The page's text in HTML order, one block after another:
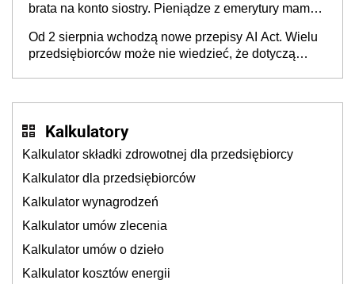
brata na konto siostry. Pieniądze z emerytury mamy
będzie
Od 2 sierpnia wchodzą nowe przepisy AI Act. Wielu
przedsiębiorców może nie wiedzieć, że dotyczą
Kalkulatory
Kalkulator składki zdrowotnej dla przedsiębiorcy
Kalkulator dla przedsiębiorców
Kalkulator wynagrodzeń
Kalkulator umów zlecenia
Kalkulator umów o dzieło
Kalkulator kosztów energii